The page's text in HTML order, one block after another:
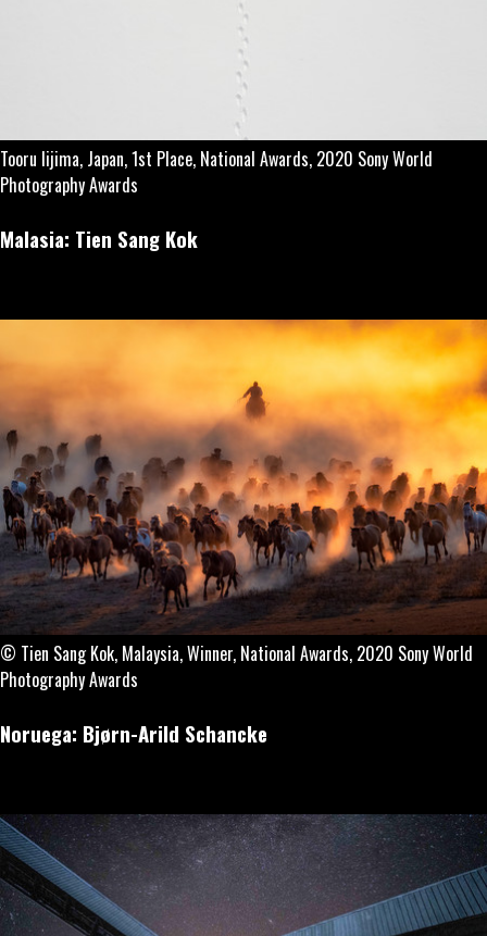
Tooru Iijima, Japan, 1st Place, National Awards, 2020 Sony World
Photography Awards
Malasia: Tien Sang Kok
© Tien Sang Kok, Malaysia, Winner, National Awards, 2020 Sony World
Photography Awards
Noruega: Bjørn-Arild Schancke